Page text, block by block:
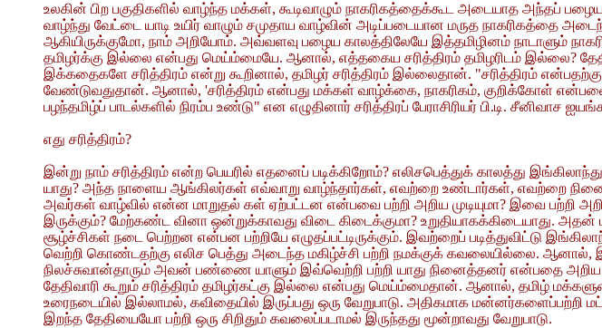
உலகின் பிற பகுதிகளில் வாழ்ந்த மக்கள், கூடிவாழும் நாகரிகத்தைக்கூட அடையாத அந்தப்
வாழ்ந்து வேட்டை யாடி உயிர் வாழும் சமுதாய வாழ்வின் அடிப்படையான மருத நாகரிகத்தை
ஆகியிருக்குமோ, நாம் அறியோம். அவ்வளவு பழைய காலத்திலேயே இத்தமிழினம் நாடாளும்
தமிழர்க்கு இல்லை என்பது மெய்ம்மையே. ஆனால், எத்தகைய சரித்திரம் தமிழரிடம் இல்லை?
இக்கதைகளே சரித்திரம் என்று கூறினால், தமிழர் சரித்திரம் இல்லைதான். "சரித்திரம்
வேண்டுவதுதான். ஆனால், 'சரித்திரம் என்பது மக்கள் வாழ்க்கை, நாகரிகம், குறிக்கோள்
பழந்தமிழ்ப் பாடல்களில் நிரம்ப உண்டு" என எழுதினார் சரித்திரப் பேராசிரியர் பி.டி.
எது சரித்திரம்?
இன்று நாம் சரித்திரம் என்ற பெயரில் எதனைப் படிக்கிறோம்? எலிசபெத்துக் காலத்து
யாது? அந்த நாளைய ஆங்கிலர்கள் எவ்வாறு வாழ்ந்தார்கள், எவற்றை உண்டார்கள், எவற்றை
அவர்கள் வாழ்வில் என்ன மாறுதல் கள் ஏற்பட்டன என்பவை பற்றி அறிய முடியுமா? இவை பற்றி
இருக்கும்? மேற்கண்ட வினா ஒன்றுக்காவது விடை கிடைக்குமா?
சூழ்ச்சிகள் நடை பெற்றன என்பன பற்றியே எழுதப்பட்டிருக்கும். இவற்றைப் படித்துவிட்டு
வெற்றி கொண்டதற்கு எலிச பெத்து அடைந்த மகிழ்ச்சி பற்றி நமக்குக் கவலையில்லை.
நிலச்சுவான்தாரும் அவன் பண்ணை யாளும் இவ்வெற்றி பற்றி யாது நினைத்தனர் என்பதை அறிய
தேதிவாரி கூறும் சரித்திரம் தமிழர்கட்கு இல்லை என்பது மெய்ம்மைதான். ஆனால், தமிழ்
உரைநடையில் இல்லாமல், கவிதையில் இருப்பது ஒரு வேறுபாடு. அதிகமாக மன்னர்களைப்பற்றி
இறந்த தேதியையோ பற்றி ஒரு சிறிதும் கவலைப்படாமல் இருந்தது மூன்றாவது வேறுபாடு.